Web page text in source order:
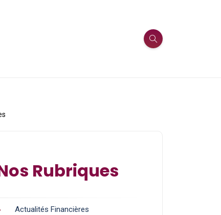
Rubriques
Actualités Financières